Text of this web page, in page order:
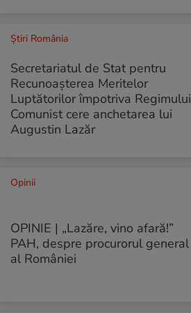
Știri România
Secretariatul de Stat pentru
Recunoaşterea Meritelor
Luptătorilor împotriva Regimului
Comunist cere anchetarea lui
Augustin Lazăr
Opinii
OPINIE | „Lazăre, vino afară!”
PAH, despre procurorul general
al României